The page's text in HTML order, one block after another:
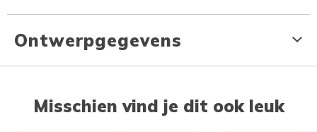
Ontwerpgegevens
Misschien vind je dit ook leuk